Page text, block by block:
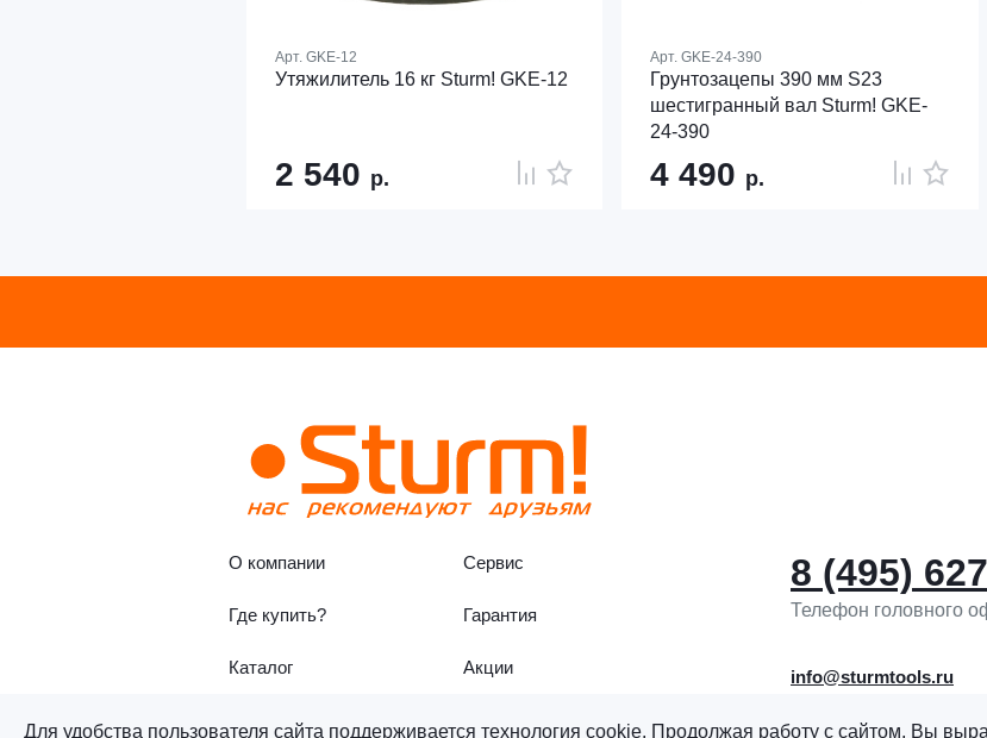
Арт. GKE-12
Утяжилитель 16 кг Sturm! GKE-12
2 540 р.
Арт.GKE-24-390
Грунтозацепы 390 мм S23
шестигранный вал Sturm! GKE-
24-390
4 490 р.
О компании Сервис
Где купить? Гарантия
Каталог Акции
8 (495)
Телефон головного
info@sturmtools.ru
Для удобства пользователя сайта поддерживается технология cookie. Продолжая работу с сайтом, Вы